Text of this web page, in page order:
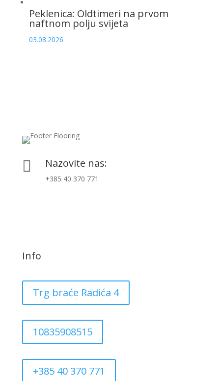
Peklenica: Oldtimeri na prvom
naftnom polju svijeta
03.08.2026.
 Nazovite nas:
+385 40 370 771
Info
Trg braće Radića 4
10835908515
+385 40 370 771